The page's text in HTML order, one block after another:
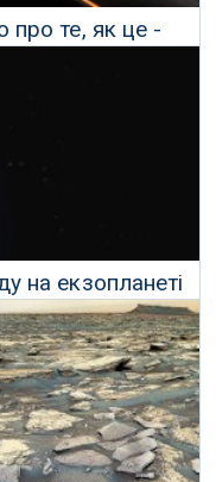
про те, як це -
діру
на екзопланеті
років від нас